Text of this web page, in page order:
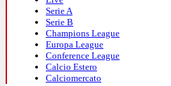
Serie A
Serie B
Champions League
Europa League
Conference League
Calcio Estero
Calciomercato